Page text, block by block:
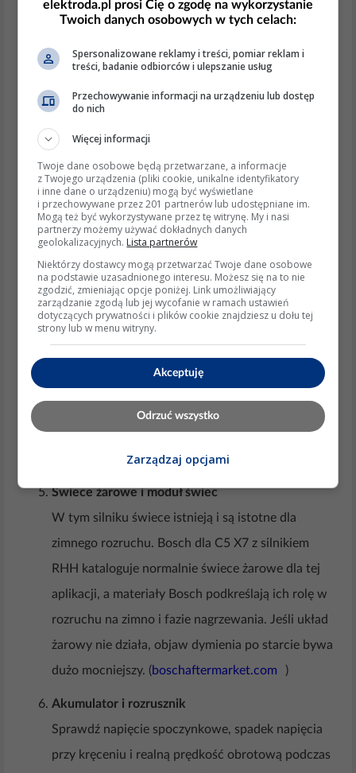
Bosch podaje wprost, że woda i
zanieczyszczenia mogą powodować
elementów wtrysku.
(boschaftermarket.com
)
Test przelewowy wtryskiwaczy na zimno
objawie. Jeśli jeden wtrysk oddaje wyraźnie więcej
paliwa niż reszta już podczas kręcenia lub zaraz po
odpaleniu, rail nie utrzyma ciśnienia i błąd P2291
jest wtedy całkowicie logiczny. To jest wniosek
bezpośrednio z zasady pracy common rail.
(fordservicecontent.com )
Regulator ciśnienia/dozowania oraz czujnik rail
Sprawdź złącza, wiązkę, oporność cewki,
zanieczyszczenie zaworu i korelację między
sterowaniem a rzeczywistym ciśnieniem. Jeśli
sterownik „chce” ciśnienia, a ono nie rośnie, winny
bywa przelew, regulator albo pompa.
fordservicecontent.com )
Świece żarowe i moduł świec
W tym silniku świece istnieją i są istotne dla
zimnego rozruchu. Bosch dla C5 X7 z silnikiem
RHH kataloguje normalnie świece żarowe dla tej
aplikacji, a materiały Bosch podkreślają ich rolę w
rozruchu na zimno i fazie nagrzewania. Jeśli układ
żarowy nie działa, objaw dymienia po starcie bywa
dużo mocniejszy. (boschaftermarket.com )
Akumulator i rozrusznik
Sprawdź napięcie spoczynkowe, spadek napięcia
przy kręceniu i realną prędkość obrotową podczas
elektroda.pl prosi Cię o zgodę na wykorzystanie
Twoich danych osobowych w tych celach:
Spersonalizowane reklamy i treści, pomiar reklam i
treści, badanie odbiorców i ulepszanie usług
Przechowywanie informacji na urządzeniu lub dostęp
do nich
Więcej informacji
Twoje dane osobowe będą przetwarzane, a informacje
z Twojego urządzenia (pliki cookie, unikalne identyfikatory
i inne dane o urządzeniu) mogą być wyświetlane
i przechowywane przez 201 partnerów lub udostępniane im.
Mogą też być wykorzystywane przez tę witrynę. My i nasi
partnerzy możemy używać dokładnych danych
geolokalizacyjnych. Lista partnerów
Niektórzy dostawcy mogą przetwarzać Twoje dane osobowe
na podstawie uzasadnionego interesu. Możesz się na to nie
zgodzić, zmieniając opcje poniżej. Link umożliwiający
zarządzanie zgodą lub jej wycofanie w ramach ustawień
dotyczących prywatności i plików cookie znajdziesz u dołu tej
strony lub w menu witryny.
Akceptuję
Odrzuć wszystko
Zarządzaj opcjami